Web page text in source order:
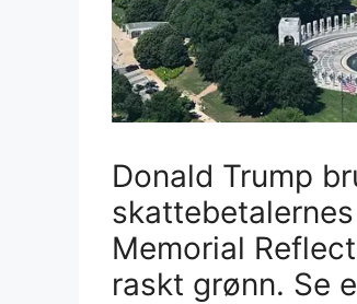
Donald Trump
Memorial
raskt grønn. Se